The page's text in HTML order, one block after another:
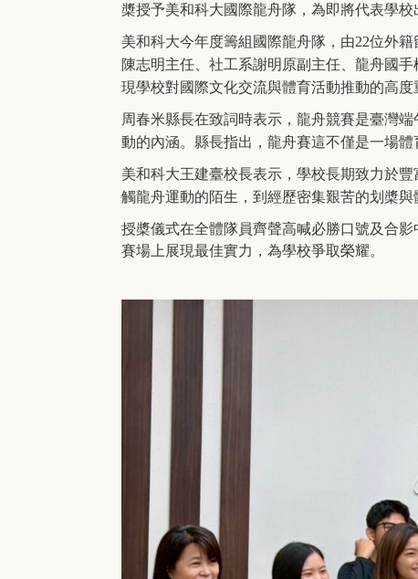
槳授予美和科大國際龍舟隊，為即將代表學
美和科大今年度籌組國際龍舟隊，由22位外籍
陳志明主任、社工系謝明原副主任、龍舟國
現學校對國際文化交流與體育活動推動的高
周春米縣長在致詞時表示，龍舟競賽是臺灣
動的內涵。縣長指出，龍舟賽這不僅是一場
美和科大王建臺校長表示，學校長期致力於
觸龍舟運動的陌生，到經歷密集艱苦的划槳
授槳儀式在全體隊員齊聲高喊必勝口號及合
賽場上展現最佳實力，為學校爭取榮耀。